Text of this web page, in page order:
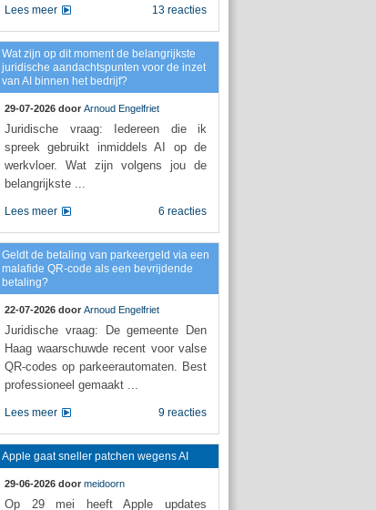
13 reacties
Lees meer
Wat zijn op dit moment de belangrijkste
juridische aandachtspunten voor de inzet
van AI binnen het bedrijf?
29-07-2026 door Arnoud Engelfriet
Juridische vraag: Iedereen die ik
spreek gebruikt inmiddels AI op de
werkvloer. Wat zijn volgens jou de
belangrijkste ...
6 reacties
Lees meer
Geldt de betaling van parkeergeld via een
malafide QR-code als een bevrijdende
betaling?
22-07-2026 door Arnoud Engelfriet
Juridische vraag: De gemeente Den
Haag waarschuwde recent voor valse
QR-codes op parkeerautomaten. Best
professioneel gemaakt ...
9 reacties
Lees meer
Apple gaat sneller patchen wegens AI
29-06-2026 door meidoorn
Op 29 mei heeft Apple updates